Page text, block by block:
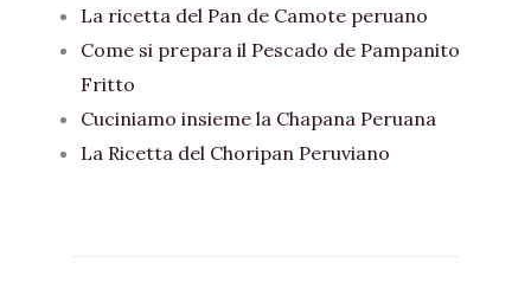
La ricetta del Pan de Camote peruano
Come si prepara il Pescado de Pampanito
Fritto
Cuciniamo insieme la Chapana Peruana
La Ricetta del Choripan Peruviano